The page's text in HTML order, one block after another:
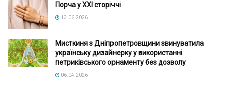
Порча у XXI сторіччі
13.06.2026
Мисткиня з Дніпропетровщини звинуватила
українську дизайнерку у використанні
петриківського орнаменту без дозволу
06.04.2026